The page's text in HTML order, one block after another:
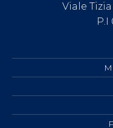
Viale
P.I